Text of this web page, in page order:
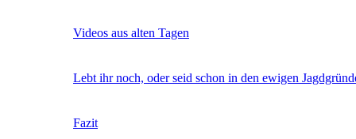
Videos aus alten Tagen
Lebt ihr noch, oder seid schon in den ewigen
Fazit